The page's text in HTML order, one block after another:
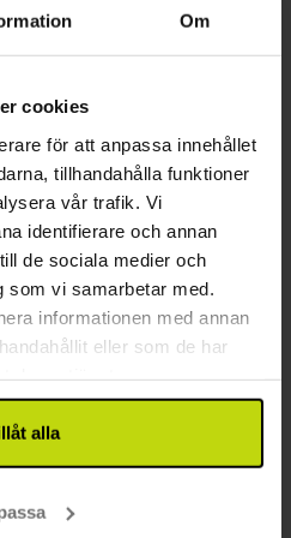
Om
cookies
för att anpassa innehållet
tillhandahålla funktioner
vår trafik. Vi
identifierare och annan
de sociala medier och
vi samarbetar med.
informationen med annan
eller som de har
alla